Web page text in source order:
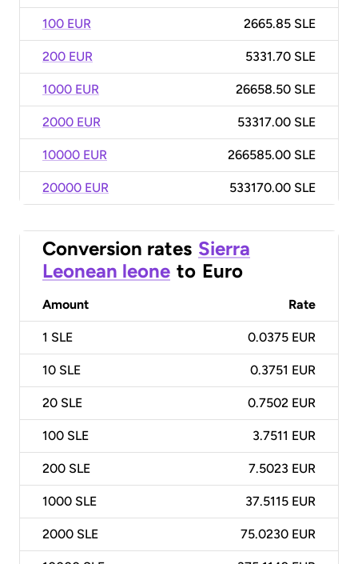
100 EUR 2665.85 SLE
200 EUR 5331.70 SLE
1000 EUR 26658.50 SLE
2000 EUR 53317.00 SLE
10000 EUR 266585.00 SLE
20000 EUR 533170.00 SLE
Conversion rates Sierra
Leonean leone to Euro
Amount Rate
1 SLE 0.0375 EUR
10 SLE 0.3751 EUR
20 SLE 0.7502 EUR
100 SLE 3.7511 EUR
200 SLE 7.5023 EUR
1000 SLE 37.5115 EUR
2000 SLE 75.0230 EUR